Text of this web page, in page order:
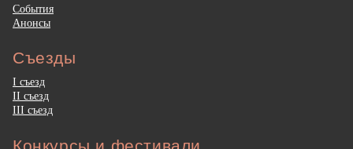
События
Анонсы
Съезды
I съезд
II съезд
III съезд
Конкурсы и фестивали